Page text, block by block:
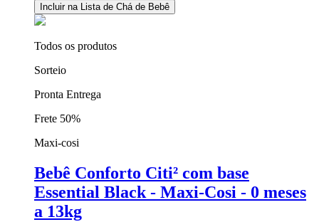
Incluir na Lista de Chá de Bebê
Todos os produtos
Sorteio
Pronta Entrega
Frete 50%
Maxi-cosi
Bebê Conforto Citi² com base
Essential Black - Maxi-Cosi - 0 meses
a 13kg